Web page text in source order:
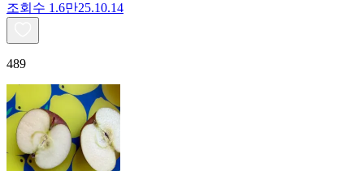
조회수 1.6만25.10.14
489